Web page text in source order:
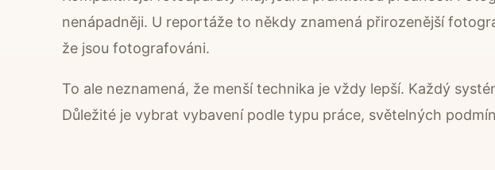
nenápadněji. U reportáže to někdy znamená přirozenější
že jsou fotografováni.
To ale neznamená, že menší technika je vždy lepší. Každý
Důležité je vybrat vybavení podle typu práce, světelných